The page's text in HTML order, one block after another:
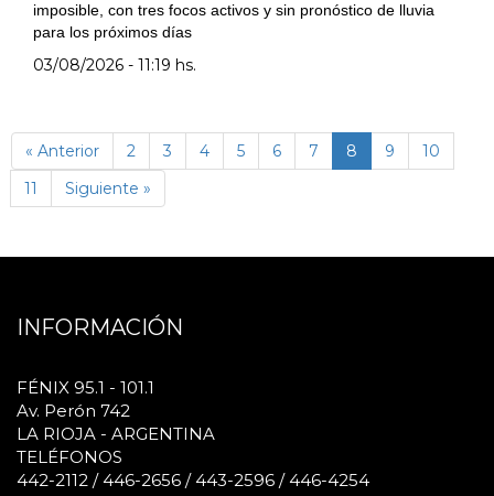
imposible, con tres focos activos y sin pronóstico de lluvia
para los próximos días
03/08/2026 - 11:19 hs.
« Anterior 2 3 4 5 6 7 8 (página
actual)
9
10
11
Siguiente »
INFORMACIÓN
FÉNIX 95.1 - 101.1
Av. Perón 742
LA RIOJA - ARGENTINA
TELÉFONOS
442-2112 / 446-2656 / 443-2596 / 446-4254